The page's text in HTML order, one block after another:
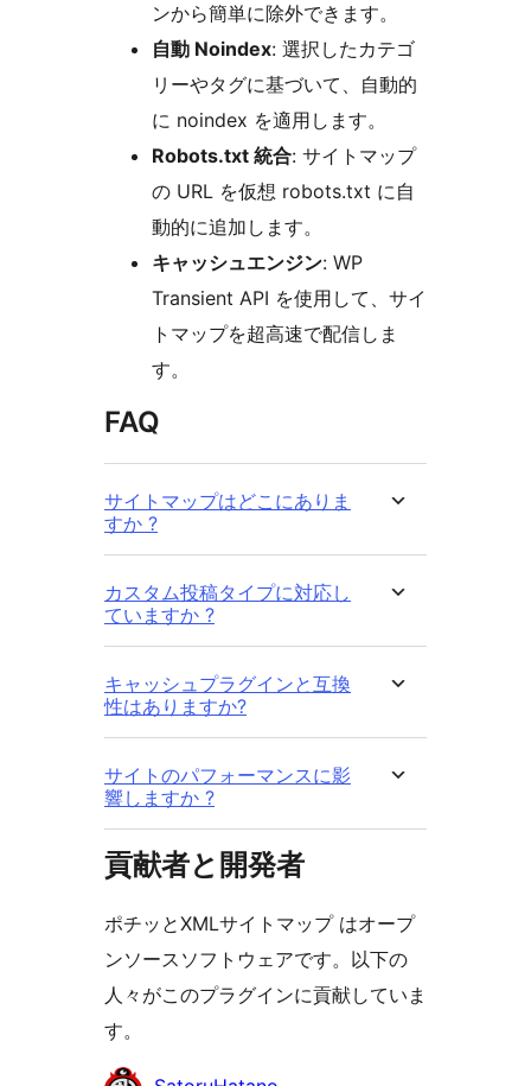
ンから簡単に除外できます。
自動 Noindex: 選択したカテゴ
リーやタグに基づいて、自動的
に noindex を適用します。
Robots.txt 統合: サイトマップ
の URL を仮想 robots.txt に自
動的に追加します。
キャッシュエンジン: WP
Transient API を使用して、サイ
トマップを超高速で配信しま
す。
FAQ
サイトマップはどこにありま
すか ?
カスタム投稿タイプに対応し
ていますか ?
キャッシュプラグインと互換
性はありますか?
サイトのパフォーマンスに影
響しますか ?
貢献者と開発者
ポチッとXMLサイトマップ はオープ
ンソースソフトウェアです。以下の
人々がこのプラグインに貢献していま
す。